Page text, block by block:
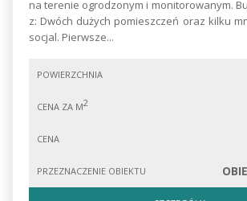
na terenie ogrodzonym i monitorowanym.
z: Dwóch dużych pomieszczeń oraz kilku
socjal. Pierwsze...
POWIERZCHNIA
CENA ZA M2
CENA
PRZEZNACZENIE OBIEKTU